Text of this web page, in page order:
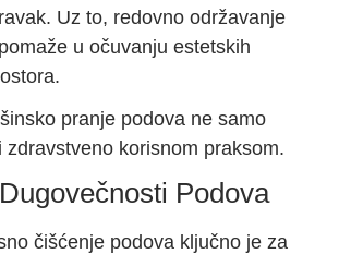
Uz to, redovno održavanje
u očuvanju estetskih
pranje podova ne samo
zdravstveno korisnom praksom.
Podova
čišćenje podova ključno je za